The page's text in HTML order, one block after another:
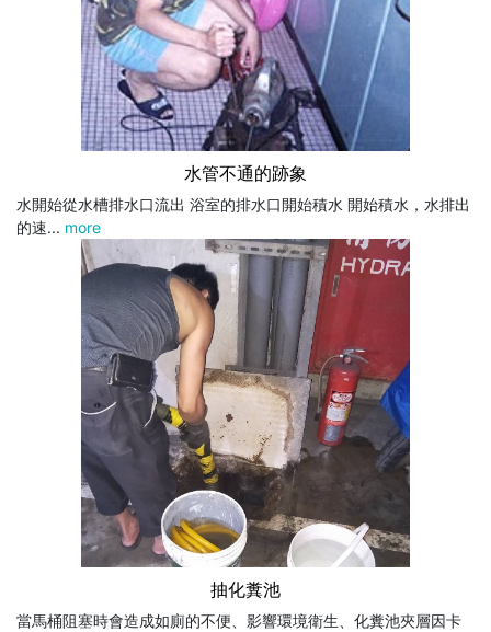
水管不通的跡象
水開始從水槽排水口流出 浴室的排水口開始積水 開始積水，水排出
的速... more
抽化糞池
當馬桶阻塞時會造成如廁的不便、影響環境衛生、化糞池夾層因卡